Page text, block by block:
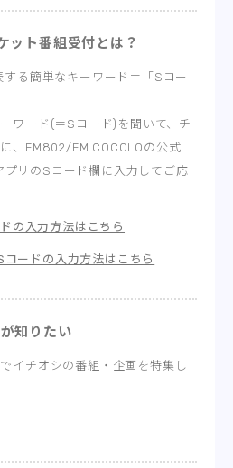
ット番組受付とは？
る簡単なキーワード＝「Sコー
ワード(＝Sコード)を聞いて、チ
、FM802/FM COCOLOの公式
プリのSコード欄に入力してご応
の入力方法はこちら
コードの入力方法はこちら
知りたい
でイチオシの番組・企画を特集し